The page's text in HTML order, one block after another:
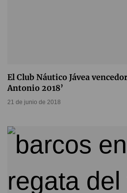
El Club Náutico Jávea
Antonio 2018’
21 de junio de 2018